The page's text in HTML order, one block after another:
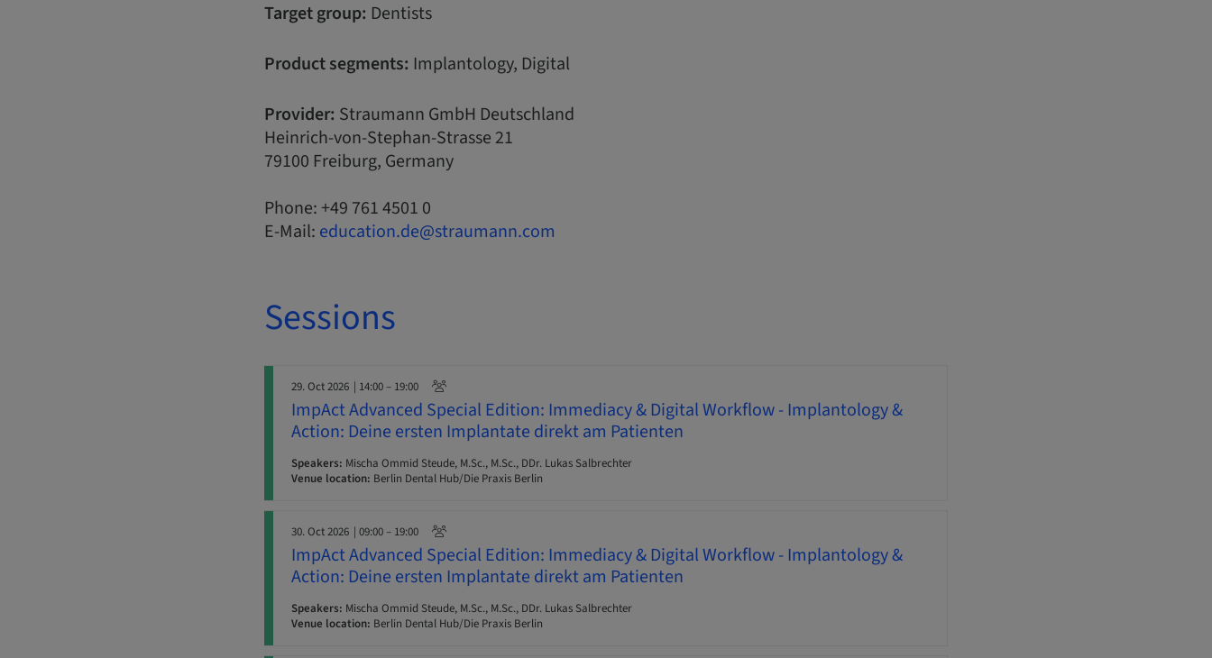
Target group: Dentists
Product segments: Implantology, Digital
Provider: Straumann GmbH Deutschland
Heinrich-von-Stephan-Strasse 21
79100 Freiburg, Germany
Phone: +49 761 4501 0
E-Mail: education.de@straumann.com
Sessions
29. Oct 2026 | 14:00 – 19:00
ImpAct Advanced Special Edition: Immediacy & Digital Workflow - Implantology &
Action: Deine ersten Implantate direkt am Patienten
Speakers: Mischa Ommid Steude, M.Sc., M.Sc., DDr. Lukas Salbrechter
Venue location: Berlin Dental Hub/Die Praxis Berlin
30. Oct 2026 | 09:00 – 19:00
ImpAct Advanced Special Edition: Immediacy & Digital Workflow - Implantology &
Action: Deine ersten Implantate direkt am Patienten
Speakers: Mischa Ommid Steude, M.Sc., M.Sc., DDr. Lukas Salbrechter
Venue location: Berlin Dental Hub/Die Praxis Berlin